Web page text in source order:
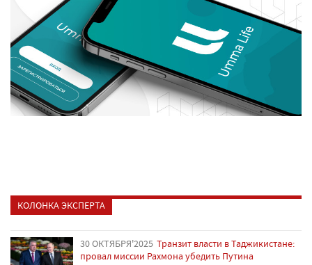
КОЛОНКА ЭКСПЕРТА
30 ОКТЯБРЯ'2025 Транзит власти в Таджикистане:
провал миссии Рахмона убедить Путина